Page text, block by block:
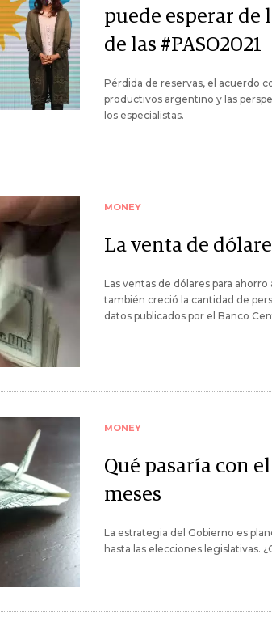
puede esperar de
de las #PASO2021
Pérdida de reservas, el acuerdo
productivos argentino y las
los especialistas.
MONEY
La venta de
Las ventas de dólares para
también creció la cantidad de
datos publicados por el Banco
MONEY
Qué pasaría con
meses
La estrategia del Gobierno es
hasta las elecciones legislativas.